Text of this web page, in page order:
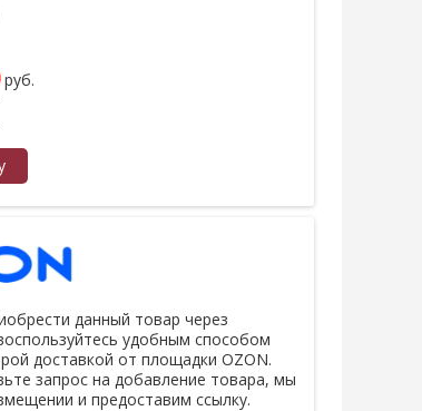
руб.
данный товар через
удобным способом
доставкой от площадки OZON.
запрос на добавление товара, мы
и предоставим ссылку.